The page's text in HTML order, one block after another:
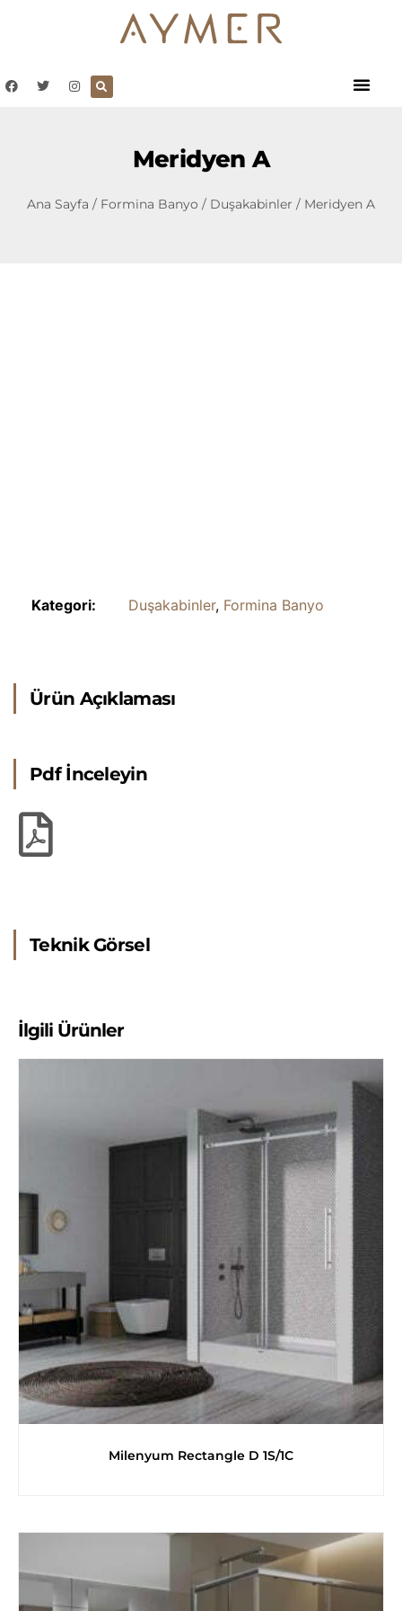
Meridyen A
Ana Sayfa / Formina Banyo / Duşakabinler / Meridyen A
Kategori: Duşakabinler, Formina Banyo
Ürün Açıklaması
Pdf İnceleyin
Teknik Görsel
İlgili Ürünler
Milenyum Rectangle D 1S/1C